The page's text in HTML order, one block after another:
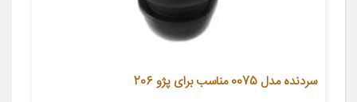
سردنده مدل 0075 مناسب برای پژو 206